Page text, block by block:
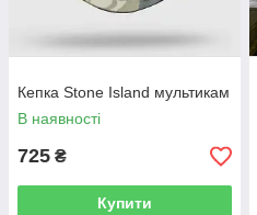
Кепка Stone Island мультикам
В наявності
725 ₴
Купити